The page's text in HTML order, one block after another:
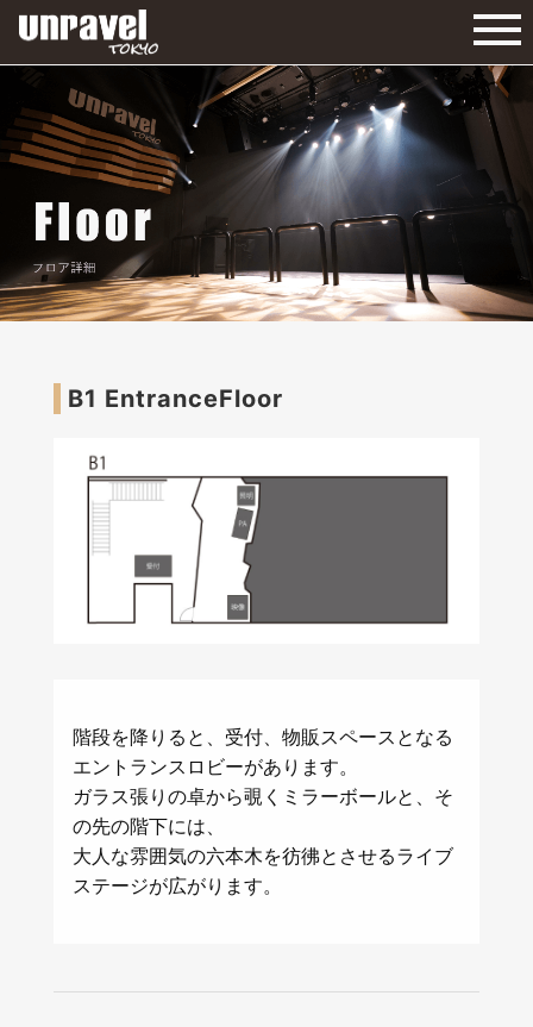
B1 EntranceFloor
階段を降りると、受付、物販スペースとなる
エントランスロビーがあります。
ガラス張りの卓から覗くミラーボールと、そ
の先の階下には、
大人な雰囲気の六本木を彷彿とさせるライブ
ステージが広がります。